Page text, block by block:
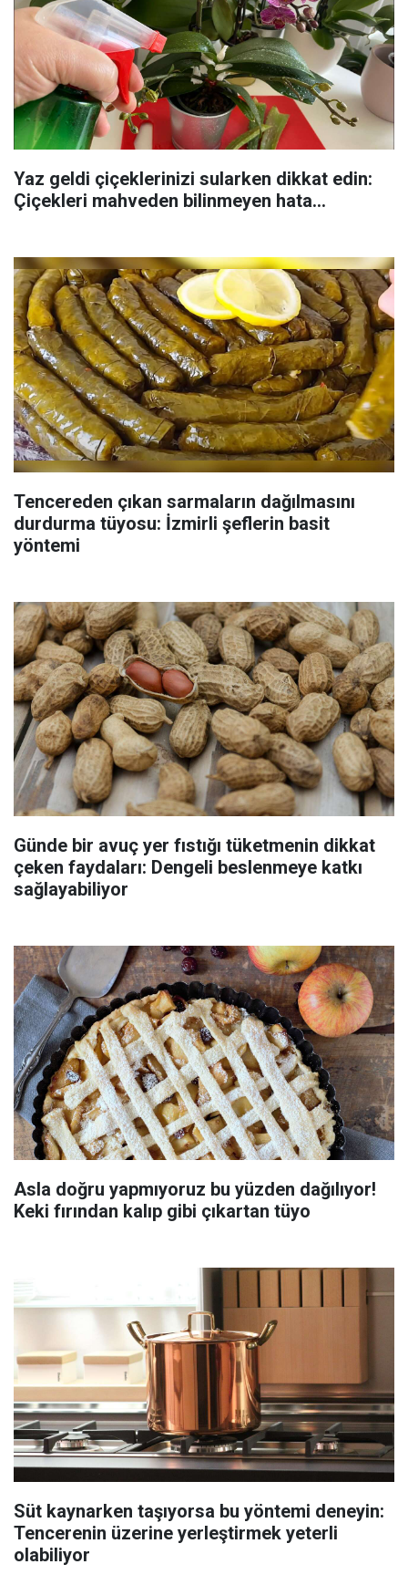
Yaz geldi çiçeklerinizi sularken dikkat edin:
Çiçekleri mahveden bilinmeyen hata...
Tencereden çıkan sarmaların dağılmasını
durdurma tüyosu: İzmirli şeflerin basit
yöntemi
Günde bir avuç yer fıstığı tüketmenin dikkat
çeken faydaları: Dengeli beslenmeye katkı
sağlayabiliyor
Asla doğru yapmıyoruz bu yüzden dağılıyor!
Keki fırından kalıp gibi çıkartan tüyo
Süt kaynarken taşıyorsa bu yöntemi deneyin:
Tencerenin üzerine yerleştirmek yeterli
olabiliyor